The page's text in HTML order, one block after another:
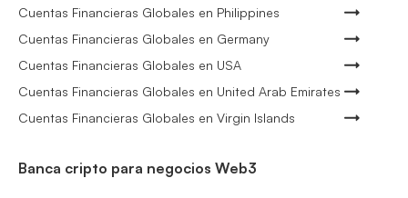
Cuentas Financieras Globales en Philippines
Cuentas Financieras Globales en Germany
Cuentas Financieras Globales en USA
Cuentas Financieras Globales en United Arab Emirates
Cuentas Financieras Globales en Virgin Islands
Banca cripto para negocios Web3